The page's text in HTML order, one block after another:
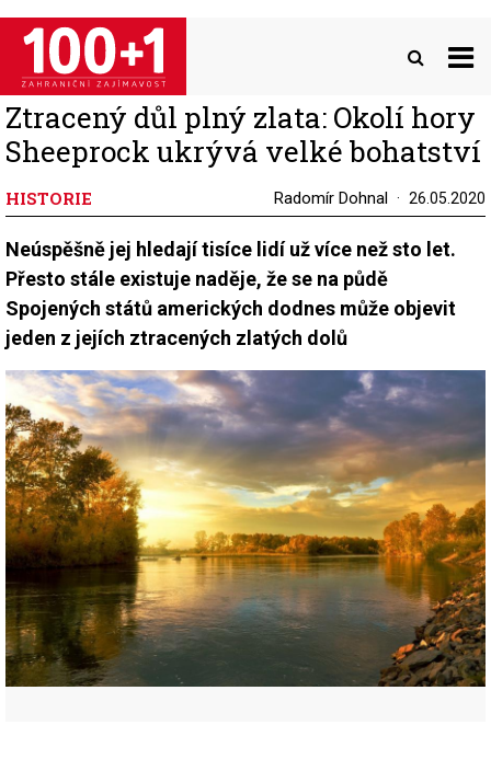
Přejít
hlavnímu
obsahu
Ztracený důl plný zlata: Okolí hory
Sheeprock ukrývá velké bohatství
HISTORIE Radomír Dohnal 26.05.2020
Neúspěšně jej hledají tisíce lidí už více než sto let.
Přesto stále existuje naděje, že se na půdě
Spojených států amerických dodnes může objevit
jeden z jejích ztracených zlatých dolů